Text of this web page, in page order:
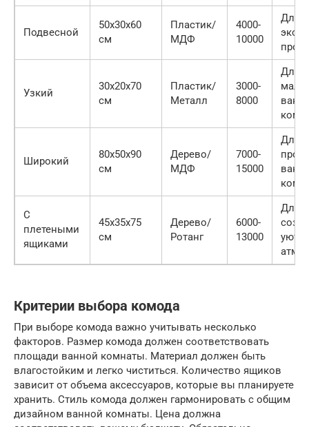
Подвесной
50x30x60
см
Пластик/
МДФ
4000-
10000
Для
Узкий
30x20x70
см
Пластик/
Металл
3000-
8000
Для
Широкий
80x50x90
см
Дерево/
МДФ
7000-
15000
Для
С
плетеными
ящиками
45x35x75
см
Дерево/
Ротанг
6000-
13000
Для
Критерии выбора комода
При выборе комода важно учитывать несколько
факторов. Размер комода должен соответствовать
площади ванной комнаты. Материал должен быть
влагостойким и легко чиститься. Количество ящиков
зависит от объема аксессуаров, которые вы планируете
хранить. Стиль комода должен гармонировать с общим
дизайном ванной комнаты. Цена должна